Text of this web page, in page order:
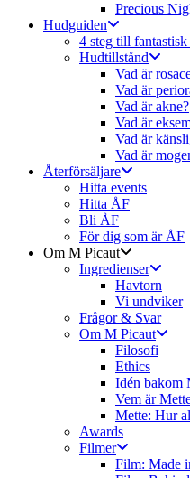
Precious
Hudguiden
4 steg till
Hudtillstånd
Vad är
Vad är
Vad är akne?
Vad är
Vad är
Vad är
Återförsäljare
Hitta events
Hitta ÅF
Bli ÅF
För dig som är ÅF
Om M Picaut
Ingredienser
Havtorn
Vi undviker
Frågor & Svar
Om M Picaut
Filosofi
Ethics
Idén bakom
Vem är
Mette: Hur
Awards
Filmer
Film: Made